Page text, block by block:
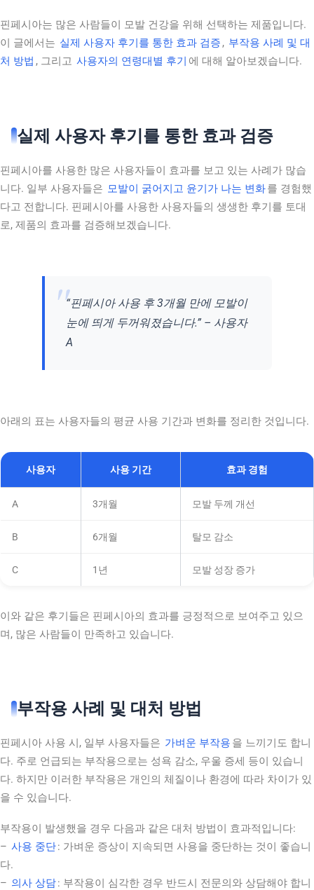
핀페시아는 많은 사람들이 모발 건강을 위해 선택하는 제품입니다.
이 글에서는 실제 사용자 후기를 통한 효과 검증 , 부작용 사례 및 대
처 방법 , 그리고 사용자의 연령대별 후기 에 대해 알아보겠습니다.
실제 사용자 후기를 통한 효과 검증
핀페시아를 사용한 많은 사용자들이 효과를 보고 있는 사례가 많습
니다. 일부 사용자들은 모발이 굵어지고 윤기가 나는 변화를 경험했
다고 전합니다. 핀페시아를 사용한 사용자들의 생생한 후기를 토대
로, 제품의 효과를 검증해보겠습니다.
“핀페시아 사용 후 3개월 만에 모발이
눈에 띄게 두꺼워졌습니다.” – 사용자
A
아래의 표는 사용자들의 평균 사용 기간과 변화를 정리한 것입니다.
사용자 사용 기간 효과 경험
A 3개월 모발 두께 개선
B 6개월 탈모 감소
C 1년 모발 성장 증가
이와 같은 후기들은 핀페시아의 효과를 긍정적으로 보여주고 있으
며, 많은 사람들이 만족하고 있습니다.
부작용 사례 및 대처 방법
핀페시아 사용 시, 일부 사용자들은 가벼운 부작용 을 느끼기도 합니
다. 주로 언급되는 부작용으로는 성욕 감소, 우울 증세 등이 있습니
다. 하지만 이러한 부작용은 개인의 체질이나 환경에 따라 차이가 있
을 수 있습니다.
부작용이 발생했을 경우 다음과 같은 대처 방법이 효과적입니다:
– 사용 중단: 가벼운 증상이 지속되면 사용을 중단하는 것이 좋습니
다.
– 의사 상담: 부작용이 심각한 경우 반드시 전문의와 상담해야 합니